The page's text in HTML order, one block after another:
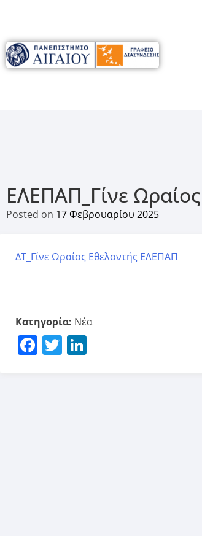
ΕΛΕΠΑΠ_Γίνε
Posted on 17 Φεβρουαρίου 2025
ΔΤ_Γίνε Ωραίος Εθελοντής ΕΛΕΠΑΠ
Κατηγορία: Νέα
Facebook
Twitter